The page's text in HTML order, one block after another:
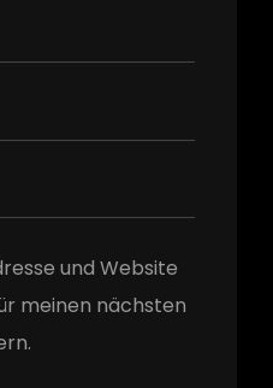
und Website
meinen nächsten